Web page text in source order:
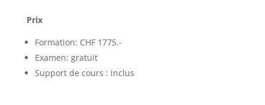
Prix
Formation: CHF 1775.-
Examen: gratuit
Support de cours : inclus